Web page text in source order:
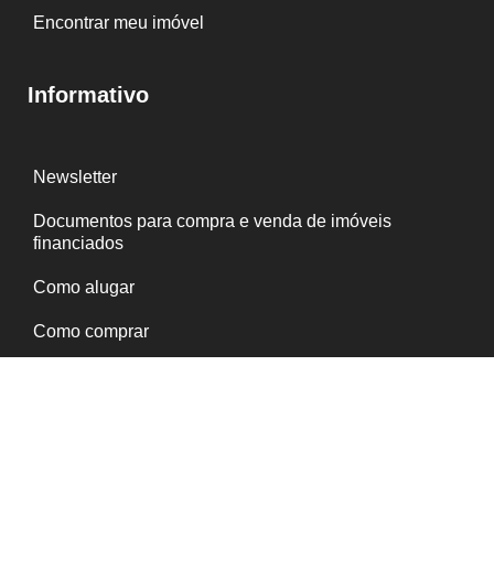
Encontrar meu imóvel
Informativo
Newsletter
Documentos para compra e venda de imóveis
financiados
Como alugar
Como comprar